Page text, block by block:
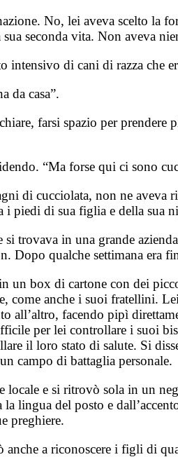
No, lei aveva scelto la
seconda vita. Non aveva
di cani di razza che
da casa”.
farsi spazio per
“Ma forse qui ci sono
di cucciolata, non ne aveva
piedi di sua figlia e della sua
trovava in una grande
qualche settimana era
un box di cartone con dei
come anche i suoi fratellini.
all’altro, facendo pipì
per lei controllare i suoi
il loro stato di salute. Si
campo di battaglia personale.
e si ritrovò sola in un
del posto e
preghiere.
a riconoscere i figli di